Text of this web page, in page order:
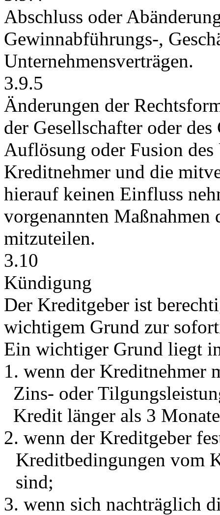
Abschluss oder
Gewinnabführungs-,
Unternehmensverträgen.
3.9.5
Änderungen der
der Gesellschafter oder
Auflösung oder Fusion
Kreditnehmer und die
hierauf keinen Einfluss
vorgenannten Maßnahmen
mitzuteilen.
3.10
Kündigung
Der Kreditgeber ist
wichtigem Grund zur
Ein wichtiger Grund liegt
1. wenn der Kreditnehmer
Zins- oder
Kredit länger als 3
2. wenn der Kreditgeber
Kreditbedingungen vom
sind;
3. wenn sich nachträglich